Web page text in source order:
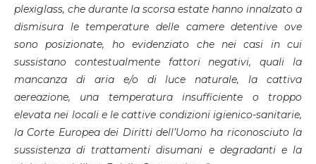
plexiglass, che durante la scorsa estate hanno innalzato a
dismisura le temperature delle camere detentive ove
sono posizionate, ho evidenziato che nei casi in cui
sussistano contestualmente fattori negativi, quali la
mancanza di aria e/o di luce naturale, la cattiva
aereazione, una temperatura insufficiente o troppo
elevata nei locali e le cattive condizioni igienico-sanitarie,
la Corte Europea dei Diritti dell’Uomo ha riconosciuto la
sussistenza di trattamenti disumani e degradanti e la